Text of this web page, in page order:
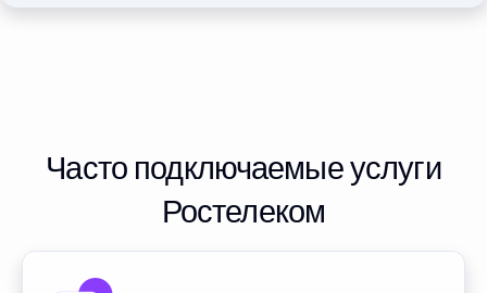
Часто подключаемые услуги
Ростелеком